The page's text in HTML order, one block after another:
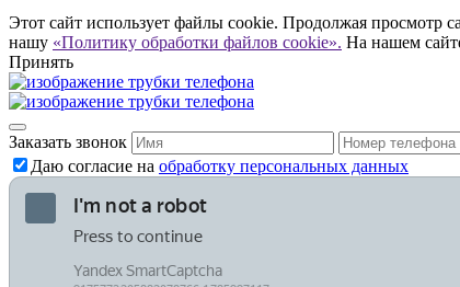
Этот сайт использует файлы cookie. Продолжая просмотр
нашу «Политику обработки файлов cookie». На нашем
Принять
Заказать звонок
Даю согласие на обработку персональных данных